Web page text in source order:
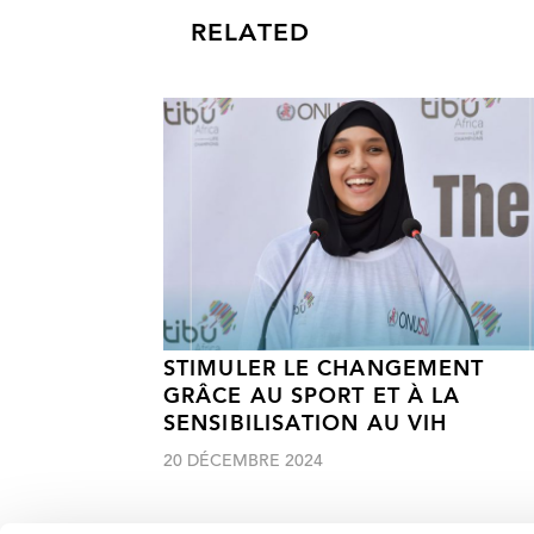
RELATED
STIMULER LE CHANGEMENT
GRÂCE AU SPORT ET À LA
SENSIBILISATION AU VIH
20 DÉCEMBRE 2024